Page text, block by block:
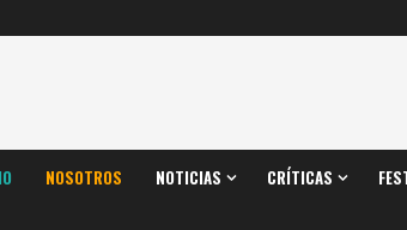
NOSOTROS NOTICIAS CRÍTICAS